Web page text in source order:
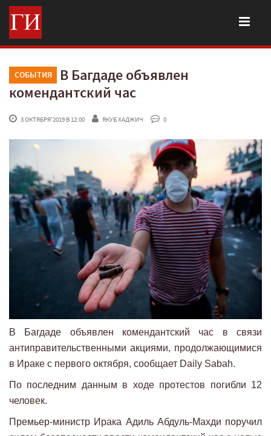
СОБЫТИЯ
В Багдаде объявлен
комендантский час
3 ОКТЯБРЯ'2019 В 12:00 ЯКУБ ХАДЖИЧ 0
В Багдаде объявлен комендантский час в связи
антиправительственными акциями, продолжающимися
в Ираке с первого октября, сообщает Daily Sabah.
По последним данным в ходе протестов погибли 12
человек.
Премьер-министр Ирака Адиль Абдуль-Махди поручил